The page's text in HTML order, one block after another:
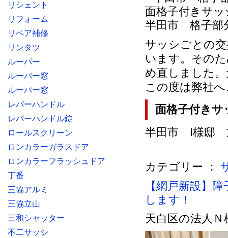
半田市 格子部
サッシごとの
います。その
め直しました
この度は弊社
面格子付き
半田市 I様邸
カテゴリー ：
【網戸新設】
します！
天白区の法人
リシェント
リフォーム
リペア補修
リンタツ
ルーパー
ルーバー窓
ルーパー窓
レバーハンドル
レバーハンドル錠
ロールスクリーン
ロンカラーガラスドア
ロンカラーフラッシュドア
丁番
三協アルミ
三協立山
三和シャッター
不二サッシ